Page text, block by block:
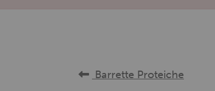
Barrette Proteiche